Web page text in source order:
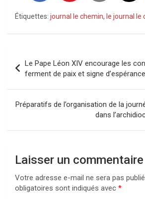
Étiquettes: journal le chemin, le journal le
de
l’article
Le Pape Léon XIV encourage les
ferment de paix et signe
Préparatifs de l’organisation de la
dans
Laisser un commentaire
Votre adresse e-mail ne sera pas
obligatoires sont indiqués avec *